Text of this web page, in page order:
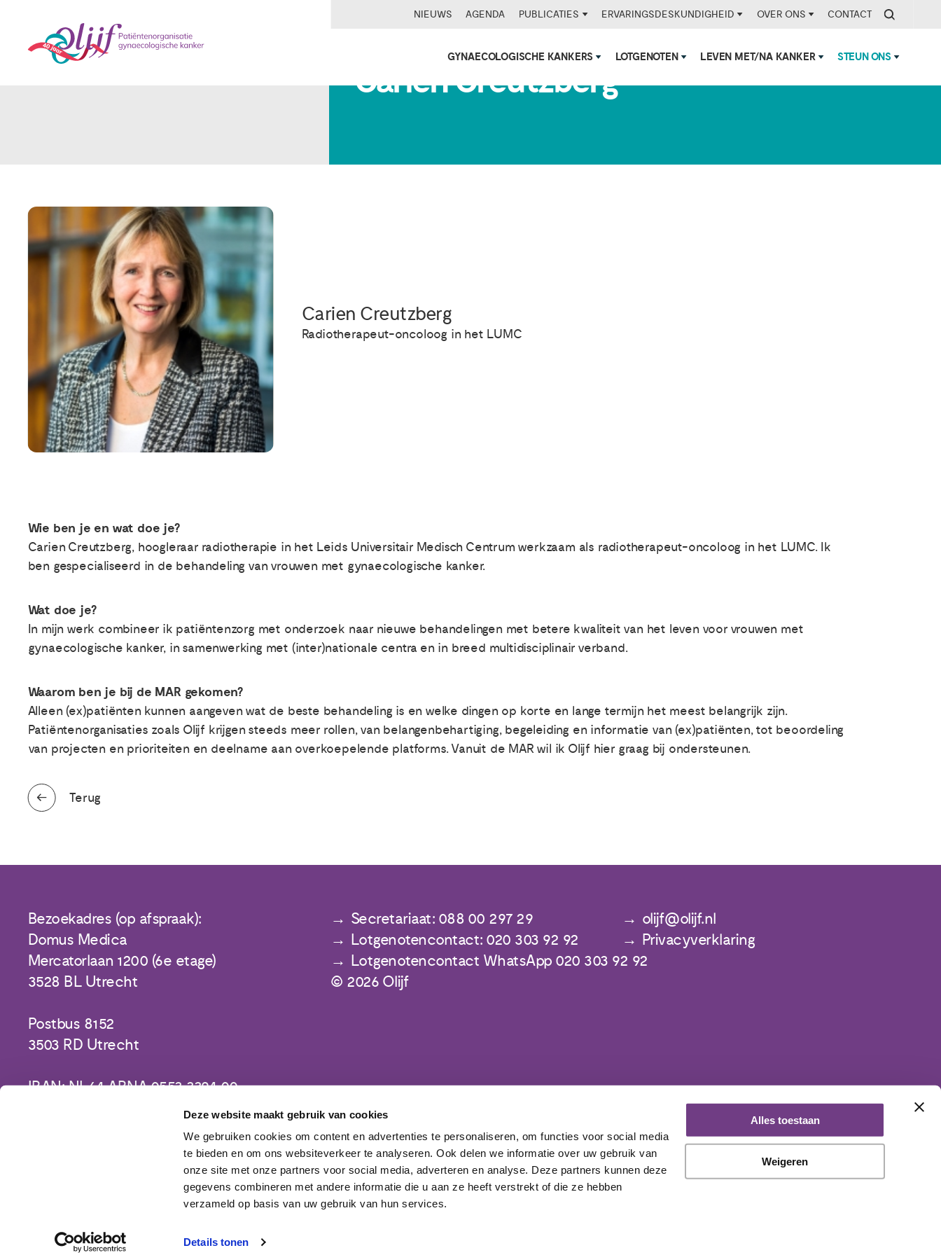
Deze website maakt gebruik van cookies
We gebruiken cookies om content en advertenties te personaliseren, om functies voor social media
te bieden en om ons websiteverkeer te analyseren. Ook delen we informatie over uw gebruik van
onze site met onze partners voor social media, adverteren en analyse. Deze partners kunnen deze
gegevens combineren met andere informatie die u aan ze heeft verstrekt of die ze hebben
verzameld op basis van uw gebruik van hun services.
Details tonen
Alles toestaan
Weigeren
NIEUWS AGENDA PUBLICATIES ERVARINGSDESKUNDIGHEID OVER ONS CONTACT
GYNAECOLOGISCHE KANKERS LOTGENOTEN LEVEN MET/NA KANKER STEUN ONS
Carien Creutzberg
Carien Creutzberg
Radiotherapeut-oncoloog in het LUMC
Wie ben je en wat doe je?
Carien Creutzberg, hoogleraar radiotherapie in het Leids Universitair Medisch Centrum werkzaam als radiotherapeut-oncoloog in het LUMC. Ik
ben gespecialiseerd in de behandeling van vrouwen met gynaecologische kanker.
Wat doe je?
In mijn werk combineer ik patiëntenzorg met onderzoek naar nieuwe behandelingen met betere kwaliteit van het leven voor vrouwen met
gynaecologische kanker, in samenwerking met (inter)nationale centra en in breed multidisciplinair verband.
Waarom ben je bij de MAR gekomen?
Alleen (ex)patiënten kunnen aangeven wat de beste behandeling is en welke dingen op korte en lange termijn het meest belangrijk zijn.
Patiëntenorganisaties zoals Olijf krijgen steeds meer rollen, van belangenbehartiging, begeleiding en informatie van (ex)patiënten, tot beoordeling
van projecten en prioriteiten en deelname aan overkoepelende platforms. Vanuit de MAR wil ik Olijf hier graag bij ondersteunen.
Terug
Bezoekadres (op afspraak):
Domus Medica
Mercatorlaan 1200 (6e etage)
3528 BL Utrecht
Postbus 8152
3503 RD Utrecht
IBAN: NL64 ABNA 0553 3394 00
Secretariaat: 088 00 297 29
olijf@olijf.nl
Lotgenotencontact: 020 303 92 92
Privacyverklaring
Lotgenotencontact WhatsApp 020 303 92 92
© 2026 Olijf
Meld je aan voor de nieuwsbrief